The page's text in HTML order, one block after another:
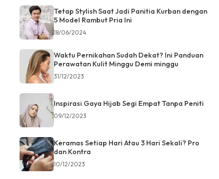
Tetap Stylish Saat Jadi Panitia Kurban dengan
5 Model Rambut Pria Ini
18/06/2024
Waktu Pernikahan Sudah Dekat? Ini Panduan
Perawatan Kulit Minggu Demi minggu
31/12/2023
Inspirasi Gaya Hijab Segi Empat Tanpa Peniti
09/12/2023
Keramas Setiap Hari Atau 3 Hari Sekali? Pro
dan Kontra
10/12/2023